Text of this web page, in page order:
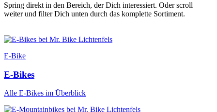
Spring direkt in den Bereich, der Dich interessiert. Oder scroll
weiter und filter Dich unten durch das komplette Sortiment.
E-Bike
E-Bikes
Alle E-Bikes im Überblick